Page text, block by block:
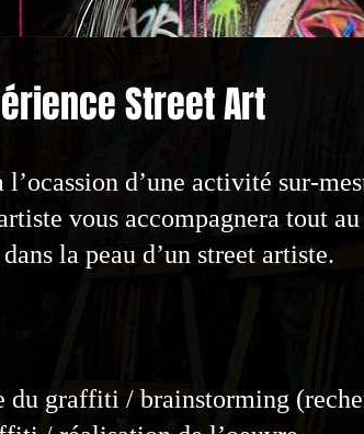
Street Art
d’une activité sur-
vous accompagnera tout
la peau d’un street artiste.
du graffiti / brainstorming